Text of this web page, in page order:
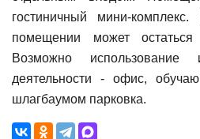
гостиничный мини-
помещении может остаться
Возможно
деятельности - офис,
шлагбаумом парковка.